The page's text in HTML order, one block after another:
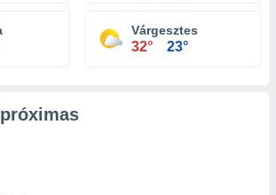
Várgesztes
32° 23°